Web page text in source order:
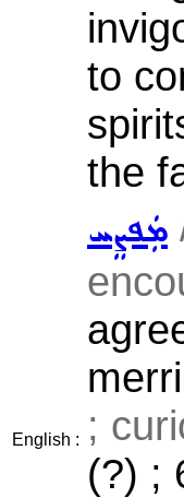
English :
to
the
ܡܲܦܨܸܚ
;
(?) ;